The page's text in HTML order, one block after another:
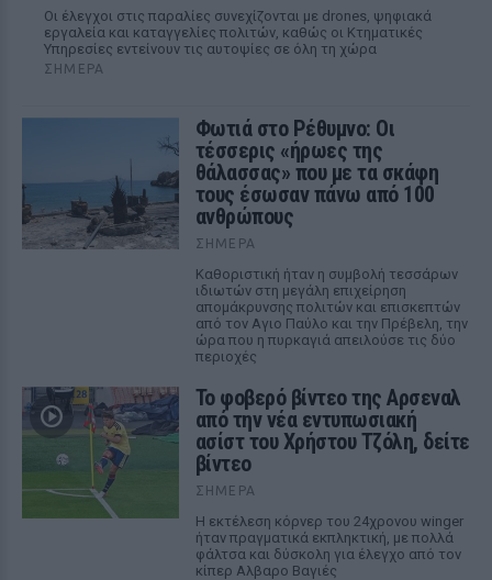
Οι έλεγχοι στις παραλίες συνεχίζονται με drones, ψηφιακά
εργαλεία και καταγγελίες πολιτών, καθώς οι Κτηματικές
Υπηρεσίες εντείνουν τις αυτοψίες σε όλη τη χώρα
ΣΉΜΕΡΑ
Φωτιά στο Ρέθυμνο: Οι
τέσσερις «ήρωες της
θάλασσας» που με τα σκάφη
τους έσωσαν πάνω από 100
ανθρώπους
ΣΉΜΕΡΑ
Καθοριστική ήταν η συμβολή τεσσάρων
ιδιωτών στη μεγάλη επιχείρηση
απομάκρυνσης πολιτών και επισκεπτών
από τον Αγιο Παύλο και την Πρέβελη, την
ώρα που η πυρκαγιά απειλούσε τις δύο
περιοχές
Το φοβερό βίντεο της Αρσεναλ
από την νέα εντυπωσιακή
ασίστ του Χρήστου Τζόλη, δείτε
βίντεο
ΣΉΜΕΡΑ
Η εκτέλεση κόρνερ του 24χρονου winger
ήταν πραγματικά εκπληκτική, με πολλά
φάλτσα και δύσκολη για έλεγχο από τον
κίπερ Αλβαρο Βαγιές